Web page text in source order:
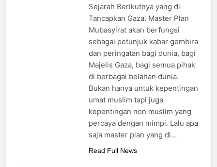
Sejarah Berikutnya yang di
Tancapkan Gaza. Master Plan
Mubasyirat akan berfungsi
sebagai petunjuk kabar gembira
dan peringatan bagi dunia, bagi
Majelis Gaza, bagi semua pihak
di berbagai belahan dunia.
Bukan hanya untuk kepentingan
umat muslim tapi juga
kepentingan non muslim yang
percaya dengan mimpi. Lalu apa
saja master plan yang di…
Read Full News